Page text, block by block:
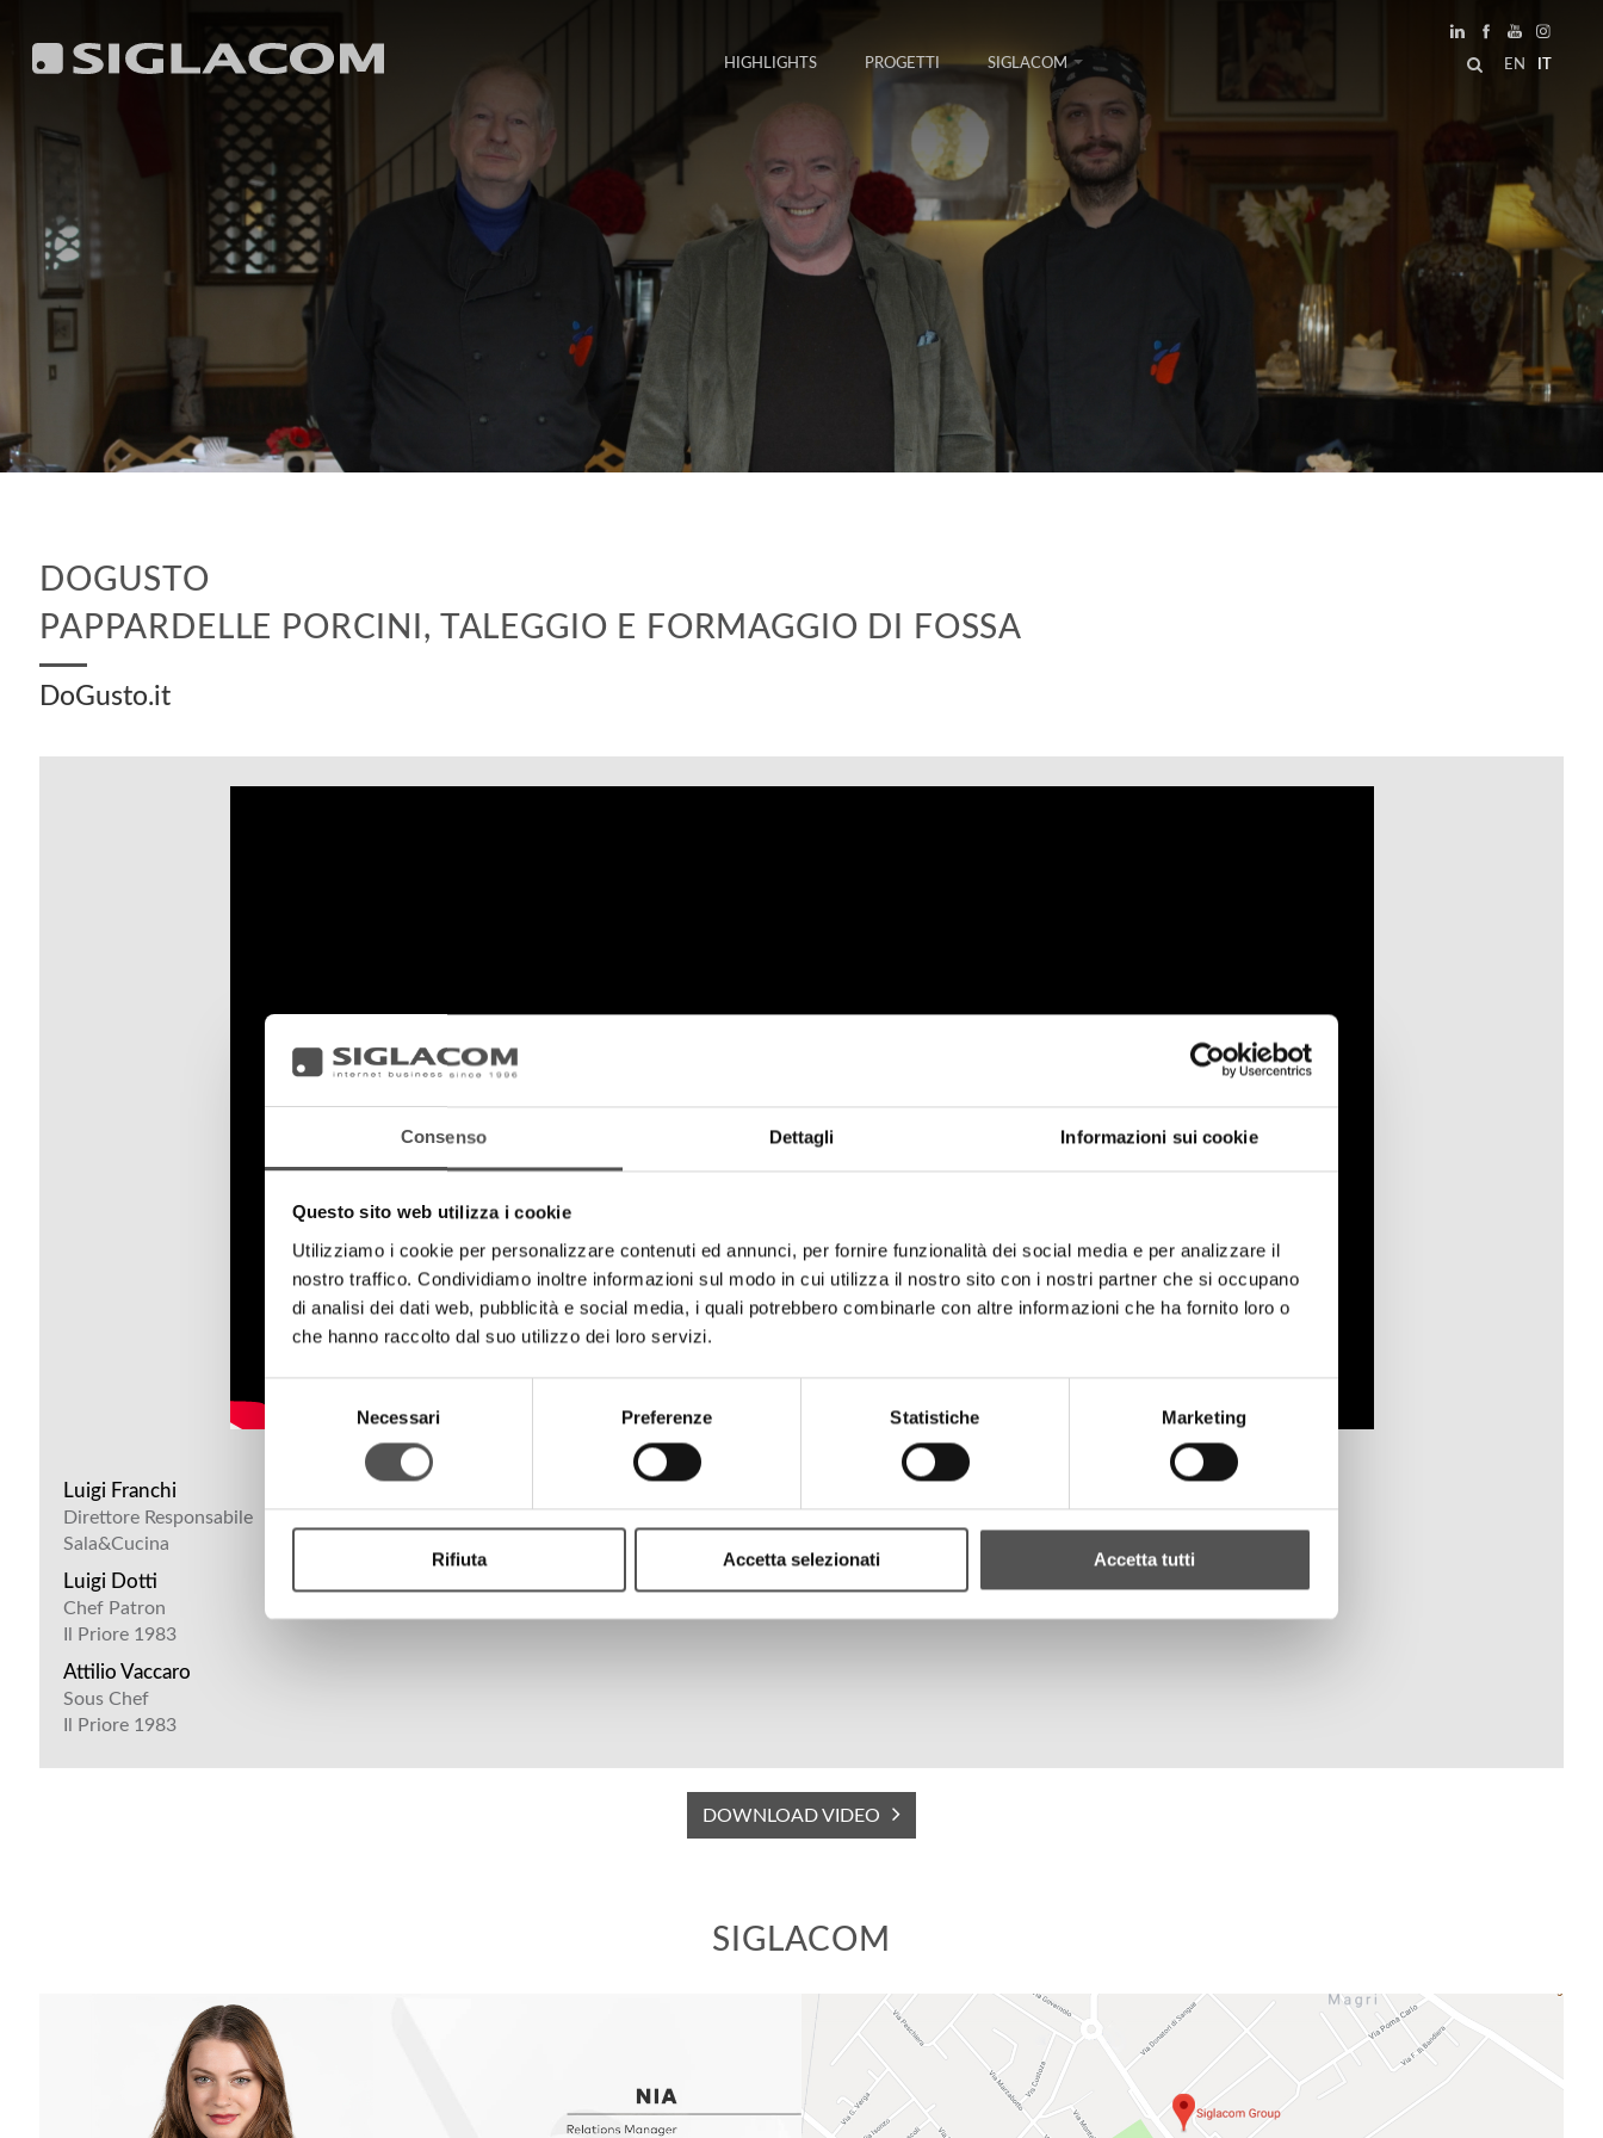
Consenso Dettagli Informazioni sui cookie
Questo sito web utilizza i cookie
Utilizziamo i cookie per personalizzare contenuti ed annunci, per fornire funzionalità dei social media e per analizzare il
nostro traffico. Condividiamo inoltre informazioni sul modo in cui utilizza il nostro sito con i nostri partner che si occupano
di analisi dei dati web, pubblicità e social media, i quali potrebbero combinarle con altre informazioni che ha fornito loro o
che hanno raccolto dal suo utilizzo dei loro servizi.
Necessari Preferenze Statistiche Marketing
Rifiuta Accetta selezionati Accetta tutti
EN IT
HIGHLIGHTS PROGETTI SIGLACOM
DOGUSTO
PAPPARDELLE PORCINI, TALEGGIO E FORMAGGIO DI FOSSA
DoGusto.it
Luigi Franchi
Direttore Responsabile
Sala&Cucina
Luigi Dotti
Chef Patron
Il Priore 1983
Attilio Vaccaro
Sous Chef
Il Priore 1983
DOWNLOAD VIDEO
SIGLACOM